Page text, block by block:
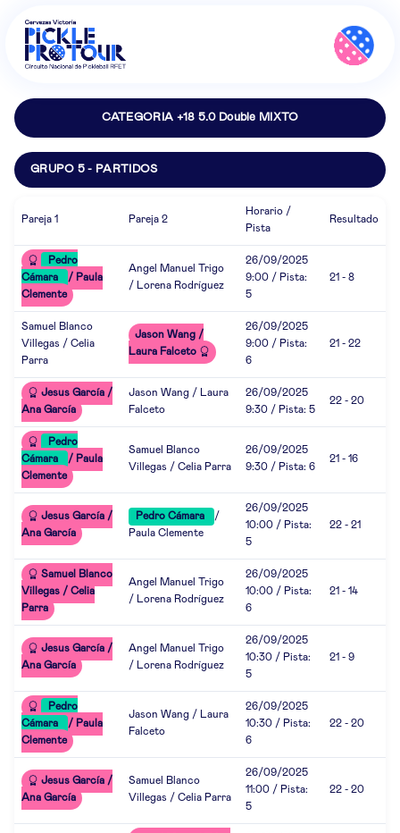
CATEGORIA +18 5.0 Double MIXTO
GRUPO 5 - PARTIDOS
Pareja 1 Pareja 2
Horario /
Pista
Resultado
Pedro
Cámara
/ Paula
Clemente
Angel Manuel Trigo
/ Lorena Rodríguez
26/09/2025
9:00 / Pista:
5
21 - 8
Samuel Blanco
Villegas / Celia
Parra
Jason Wang /
Laura Falceto
26/09/2025
9:00 / Pista:
6
21 - 22
Jesus García /
Ana García
Jason Wang / Laura
Falceto
26/09/2025
9:30 / Pista: 5
22 - 20
Pedro
Cámara
/ Paula
Clemente
Samuel Blanco
Villegas / Celia Parra
26/09/2025
9:30 / Pista: 6
21 - 16
Jesus García /
Ana García
Pedro Cámara
/
Paula Clemente
26/09/2025
10:00 / Pista:
5
22 - 21
Samuel Blanco
Villegas / Celia
Parra
Angel Manuel Trigo
/ Lorena Rodríguez
26/09/2025
10:00 / Pista:
6
21 - 14
Jesus García /
Ana García
Angel Manuel Trigo
/ Lorena Rodríguez
26/09/2025
10:30 / Pista:
5
21 - 9
Pedro
Cámara
/ Paula
Clemente
Jason Wang / Laura
Falceto
26/09/2025
10:30 / Pista:
6
22 - 20
Jesus García /
Ana García
Samuel Blanco
Villegas / Celia Parra
26/09/2025
11:00 / Pista:
5
22 - 20